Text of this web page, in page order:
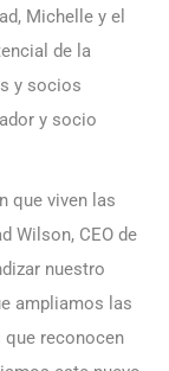
Michelle y el
de la
y socios
y socio
que viven las
Wilson, CEO de
nuestro
ampliamos las
reconocen